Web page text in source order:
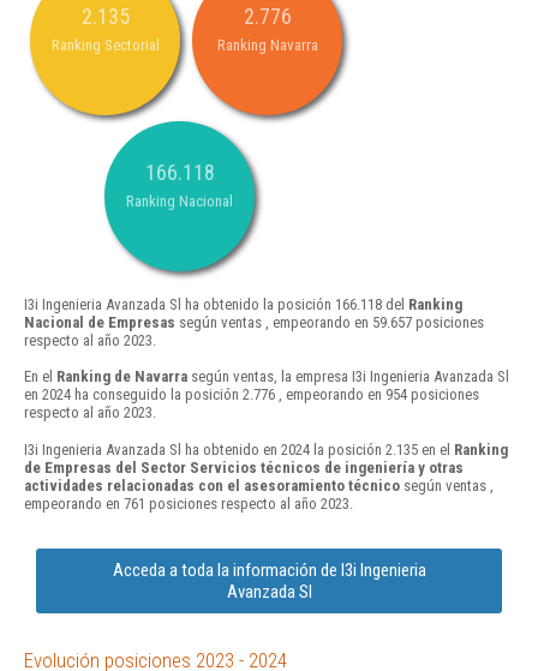
2.135
Ranking Sectorial
2.776
Ranking Navarra
166.118
Ranking Nacional
I3i Ingenieria Avanzada Sl ha obtenido la posición 166.118 del Ranking
Nacional de Empresas según ventas , empeorando en 59.657 posiciones
respecto al año 2023.
En el Ranking de Navarra según ventas, la empresa I3i Ingenieria Avanzada Sl
en 2024 ha conseguido la posición 2.776 , empeorando en 954 posiciones
respecto al año 2023.
I3i Ingenieria Avanzada Sl ha obtenido en 2024 la posición 2.135 en el Ranking
de Empresas del Sector Servicios técnicos de ingeniería y otras
actividades relacionadas con el asesoramiento técnico según ventas ,
empeorando en 761 posiciones respecto al año 2023.
Acceda a toda la información de I3i Ingenieria
Avanzada Sl
Evolución posiciones 2023 - 2024